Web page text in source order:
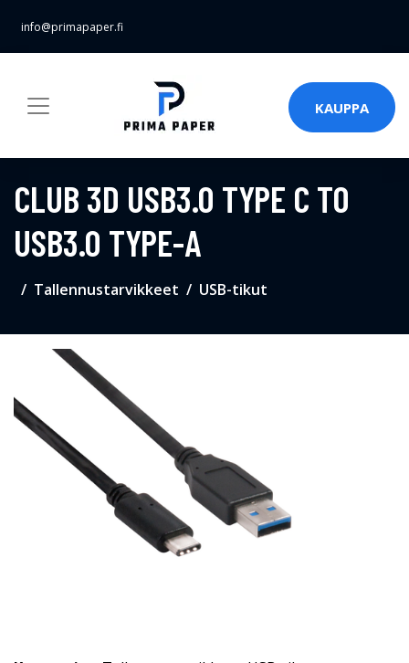
info@primapaper.fi
KAUPPA
CLUB 3D USB3.0 TYPE C TO
USB3.0 TYPE-A
Tallennustarvikkeet USB-tikut